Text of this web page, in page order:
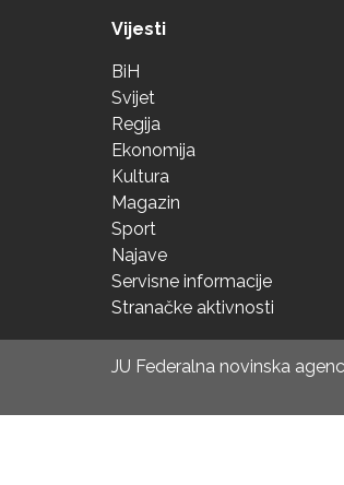
Vijesti
BiH
Svijet
Regija
Ekonomija
Kultura
Magazin
Sport
Najave
Servisne informacije
Stranačke aktivnosti
JU Federalna novinska